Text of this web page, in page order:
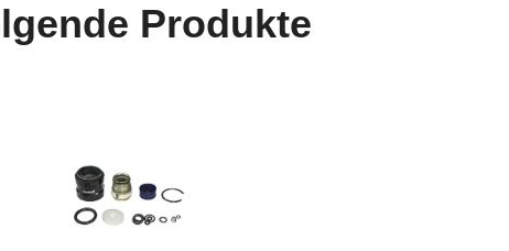
Produkte